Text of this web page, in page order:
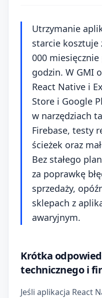
Utrzymanie
starcie kosztuje
000
godzin. W GMI
React Native i
Store i Google
w narzędziach
Firebase, testy
ścieżek oraz
Bez stałego
za poprawkę
sprzedaży,
sklepach z
awaryjnym.
Krótka
technicznego i
Jeśli aplikacja React